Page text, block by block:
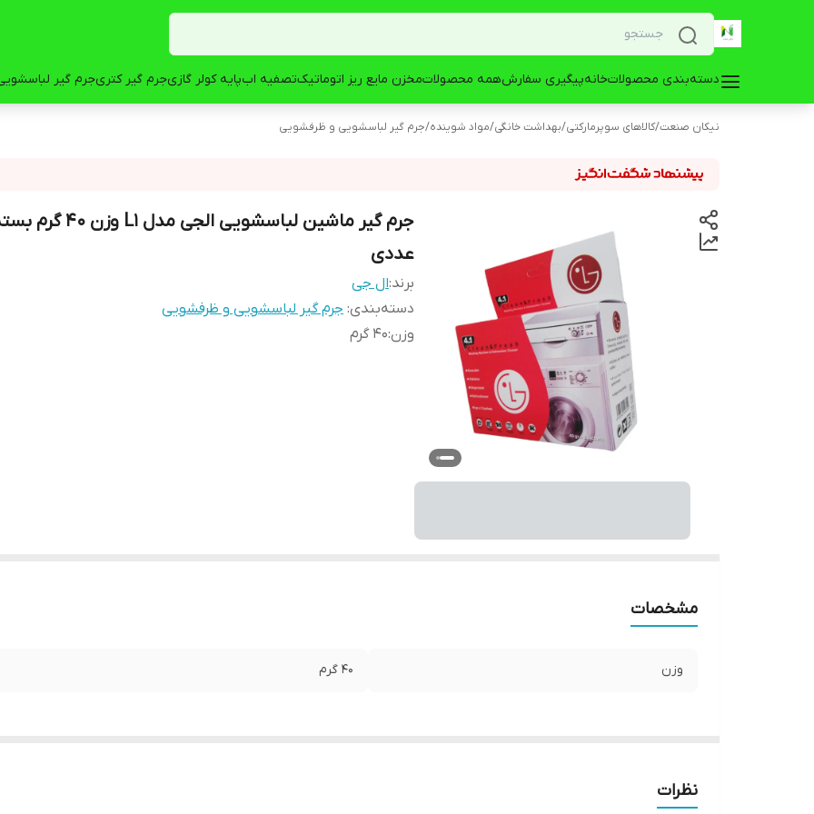
دسته‌بندی محصولاتخانهپیگیری سفارشهمه محصولاتمخزن مایع ریز اتوماتیکتصفیه ابپایه کولر گازیجرم گیر کتریجرم گیر
نیکان صنعت/کالاهای سوپرمارکتی/بهداشت خانگی/مواد شوینده/جرم گیر لباسشویی و ظرفشویی
عددی
برند:ال جی
دسته‌بندی: جرم گیر لباسشویی و ظرفشویی
وزن:40 گرم
مشخصات
وزن 40 گرم
نظرات